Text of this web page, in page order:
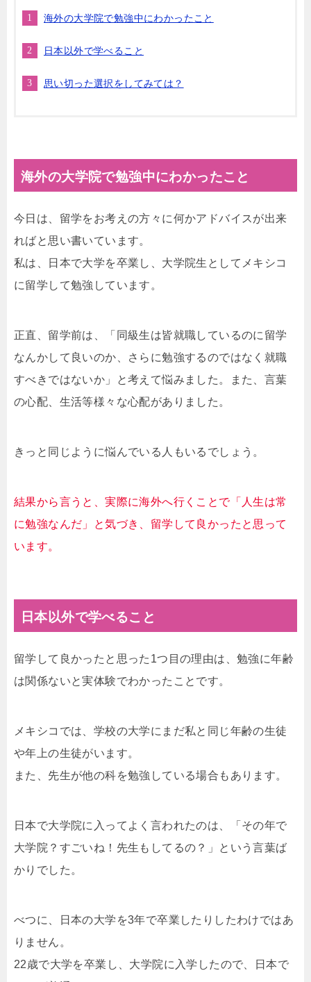
海外の大学院で勉強中にわかったこと
日本以外で学べること
思い切った選択をしてみては？
海外の大学院で勉強中にわかったこと
今日は、留学をお考えの方々に何かアドバイスが出来
ればと思い書いています。
私は、日本で大学を卒業し、大学院生としてメキシコ
に留学して勉強しています。
正直、留学前は、「同級生は皆就職しているのに留学
なんかして良いのか、さらに勉強するのではなく就職
すべきではないか」と考えて悩みました。また、言葉
の心配、生活等様々な心配がありました。
きっと同じように悩んでいる人もいるでしょう。
結果から言うと、実際に海外へ行くことで「人生は常
に勉強なんだ」と気づき、留学して良かったと思って
います。
日本以外で学べること
留学して良かったと思った1つ目の理由は、勉強に年齢
は関係ないと実体験でわかったことです。
メキシコでは、学校の大学にまだ私と同じ年齢の生徒
や年上の生徒がいます。
また、先生が他の科を勉強している場合もあります。
日本で大学院に入ってよく言われたのは、「その年で
大学院？すごいね！先生もしてるの？」という言葉ば
かりでした。
べつに、日本の大学を3年で卒業したりしたわけではあ
りません。
22歳で大学を卒業し、大学院に入学したので、日本で